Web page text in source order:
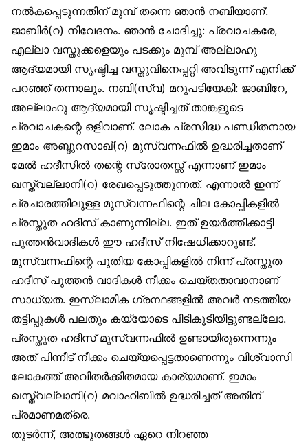
നൽകപ്പെടുന്നതിന് മുമ്പ് തന്നെ ഞാൻ നബിയാണ്’.
ജാബിർ(റ) നിവേദനം. ഞാൻ ചോദിച്ചു: പ്രവാചകരേ,
എല്ലാ വസ്തുക്കളെയും പടക്കും മുമ്പ് അല്ലാഹു
ആദ്യമായി സൃഷ്ടിച്ച വസ്തുവിനെപ്പറ്റി അവിടുന്ന് എനിക്ക്
പറഞ്ഞ് തന്നാലും. നബി(സ്വ) മറുപടിയേകി: ജാബിറേ,
അല്ലാഹു ആദ്യമായി സൃഷ്ടിച്ചത് താങ്കളുടെ
പ്രവാചകന്റെ ഒളിവാണ്. ലോക പ്രസിദ്ധ പണ്ഡിതനായ
ഇമാം അബ്ദുറസാഖ്(റ) മുസ്വന്നഫിൽ ഉദ്ധരിച്ചതാണ്
മേൽ ഹദീസിൽ തന്റെ സ്രോതസ്സ് എന്നാണ് ഇമാം
ഖസ്ത്വല്ലാനി(റ) രേഖപ്പെടുത്തുന്നത്. എന്നാൽ ഇന്ന്
പ്രചാരത്തിലുള്ള മുസ്വന്നഫിന്റെ ചില കോപ്പികളിൽ
പ്രസ്തുത ഹദീസ് കാണുന്നില്ല. ഇത് ഉയർത്തിക്കാട്ടി
പുത്തൻവാദികൾ ഈ ഹദീസ് നിഷേധിക്കാറുണ്ട്.
മുസ്വന്നഫിന്റെ പുതിയ കോപ്പികളിൽ നിന്ന് പ്രസ്തുത
ഹദീസ് പുത്തൻ വാദികൾ നീക്കം ചെയ്തതാവാനാണ്
സാധ്യത. ഇസ്‌ലാമിക ഗ്രന്ഥങ്ങളിൽ അവർ നടത്തിയ
തട്ടിപ്പുകൾ പലതും കയ്യോടെ പിടികൂടിയിട്ടുണ്ടല്ലോ.
പ്രസ്തുത ഹദീസ് മുസ്വന്നഫിൽ ഉണ്ടായിരുന്നെന്നും
അത് പിന്നീട് നീക്കം ചെയ്യപ്പെട്ടതാണെന്നും വിശ്വാസി
ലോകത്ത് അവിതർക്കിതമായ കാര്യമാണ്. ഇമാം
ഖസ്ത്വല്ലാനി(റ) മവാഹിബിൽ ഉദ്ധരിച്ചത് അതിന്
പ്രമാണമത്രെ.
തുടർന്ന്, അത്ഭുതങ്ങൾ ഏറെ നിറഞ്ഞ